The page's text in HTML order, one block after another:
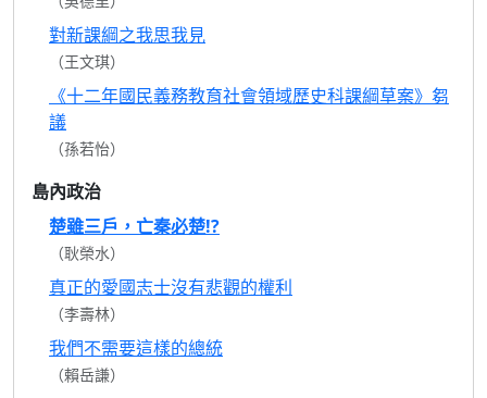
對新課綱之我思我見
（王文琪）
《十二年國民義務教育社會領域歷史科課綱草案》芻
議
（孫若怡）
島內政治
楚雖三戶，亡秦必楚!?
（耿榮水）
真正的愛國志士沒有悲觀的權利
（李壽林）
我們不需要這樣的總統
（賴岳謙）